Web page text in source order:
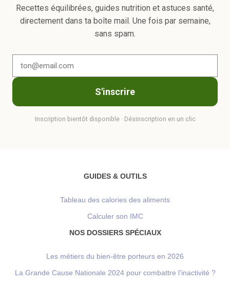
Recettes équilibrées, guides nutrition et astuces santé,
directement dans ta boîte mail. Une fois par semaine,
sans spam.
S'inscrire
Inscription bientôt disponible · Désinscription en un clic
GUIDES & OUTILS
Tableau des calories des aliments
Calculer son IMC
NOS DOSSIERS SPÉCIAUX
Les métiers du bien-être porteurs en 2026
La Grande Cause Nationale 2024 pour combattre l’inactivité ?